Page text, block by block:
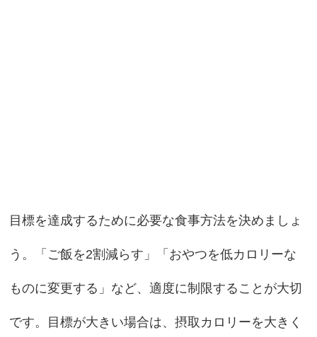
目標を達成するために必要な食事方法を決めましょ
う。「ご飯を2割減らす」「おやつを低カロリーな
ものに変更する」など、適度に制限することが大切
です。目標が大きい場合は、摂取カロリーを大きく